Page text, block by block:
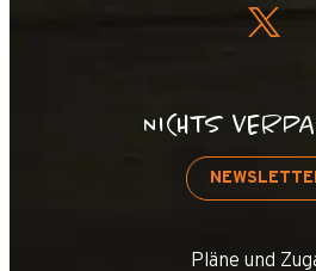
NICHTS
Pläne und